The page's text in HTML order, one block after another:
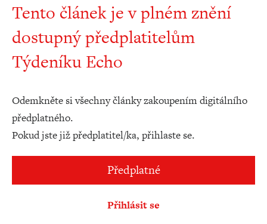
Tento článek je v plném znění
dostupný předplatitelům
Týdeníku Echo
Odemkněte si všechny články zakoupením digitálního
předplatného.
Pokud jste již předplatitel/ka, přihlaste se.
Předplatné
Přihlásit se